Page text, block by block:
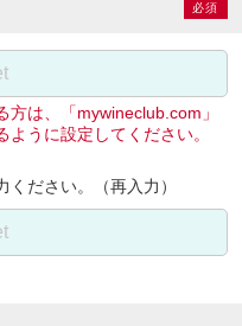
必須
は、「mywineclub.com」
うに設定してください。
ださい。（再入力）